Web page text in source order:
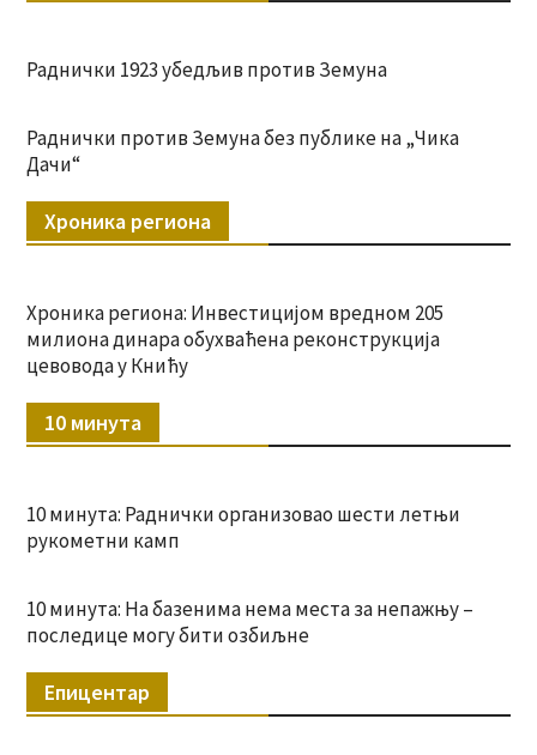
Раднички 1923 убедљив против Земуна
Раднички против Земуна без публике на „Чика
Дачи“
Хроника региона
Хроника региона: Инвестицијом вредном 205
милиона динара обухваћена реконструкција
цевовода у Книћу
10 минута
10 минута: Раднички организовао шести летњи
рукометни камп
10 минута: На базенима нема места за непажњу –
последице могу бити озбиљне
Епицентар